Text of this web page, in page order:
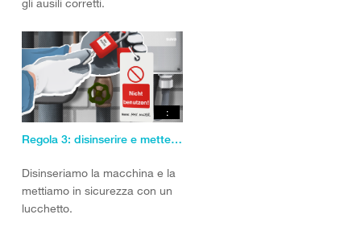
gli ausili corretti.
:
Regola 3: disinserire e mettere in sicurezza l’impianto.
Disinseriamo la macchina e la
mettiamo in sicurezza con un
lucchetto.